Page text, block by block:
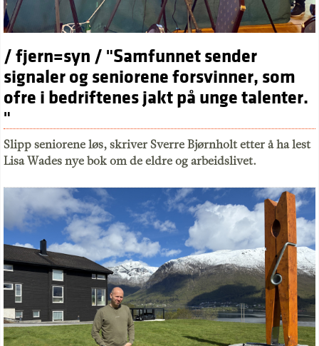
/ fjern=syn / "Samfunnet sender
signaler og seniorene forsvinner, som
ofre i bedriftenes jakt på unge talenter.
"
Slipp seniorene løs, skriver Sverre Bjørnholt etter å ha lest
Lisa Wades nye bok om de eldre og arbeidslivet.